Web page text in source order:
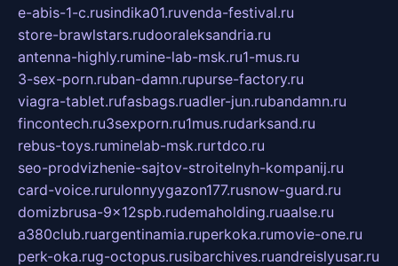
e-abis-1-c.rusindika01.ruvenda-festival.ru
store-brawlstars.rudooraleksandria.ru
antenna-highly.rumine-lab-msk.ru1-mus.ru
3-sex-porn.ruban-damn.rupurse-factory.ru
viagra-tablet.rufasbags.ruadler-jun.rubandamn.ru
fincontech.ru3sexporn.ru1mus.rudarksand.ru
rebus-toys.ruminelab-msk.rurtdco.ru
seo-prodvizhenie-sajtov-stroitelnyh-kompanij.ru
card-voice.rurulonnyygazon177.rusnow-guard.ru
domizbrusa-9x12spb.rudemaholding.ruaalse.ru
a380club.ruargentinamia.ruperkoka.rumovie-one.ru
perk-oka.rug-octopus.rusibarchives.ruandreislyusar.ru